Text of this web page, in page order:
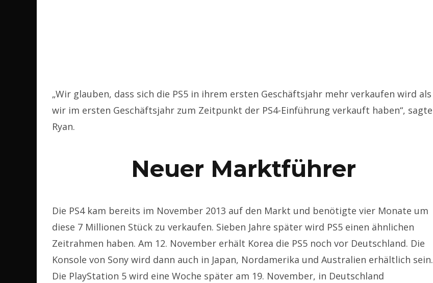
„Wir glauben, dass sich die PS5 in ihrem ersten Geschäftsjahr mehr verkaufen wird als
wir im ersten Geschäftsjahr zum Zeitpunkt der PS4-Einführung verkauft haben“, sagte
Ryan.
Neuer Marktführer
Die PS4 kam bereits im November 2013 auf den Markt und benötigte vier Monate um
diese 7 Millionen Stück zu verkaufen. Sieben Jahre später wird PS5 einen ähnlichen
Zeitrahmen haben. Am 12. November erhält Korea die PS5 noch vor Deutschland. Die
Konsole von Sony wird dann auch in Japan, Nordamerika und Australien erhältlich sein.
Die PlayStation 5 wird eine Woche später am 19. November, in Deutschland